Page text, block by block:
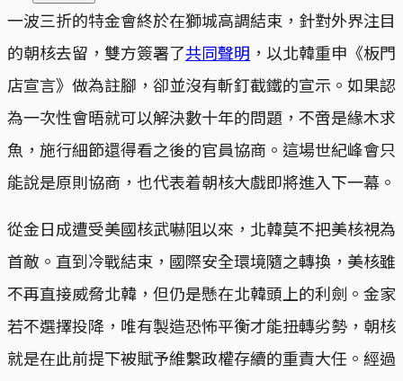
一波三折的特金會終於在獅城高調結束，針對外界注目
的朝核去留，雙方簽署了共同聲明 ，以北韓重申《板門
店宣言》做為註腳，卻並沒有斬釘截鐵的宣示。如果認
為一次性會晤就可以解決數十年的問題，不啻是緣木求
魚，施行細節還得看之後的官員協商。這場世紀峰會只
能說是原則協商，也代表着朝核大戲即將進入下一幕。
從金日成遭受美國核武嚇阻以來，北韓莫不把美核視為
首敵。直到冷戰結束，國際安全環境隨之轉換，美核雖
不再直接威脅北韓，但仍是懸在北韓頭上的利劍。金家
若不選擇投降，唯有製造恐怖平衡才能扭轉劣勢，朝核
就是在此前提下被賦予維繫政權存續的重責大任。經過